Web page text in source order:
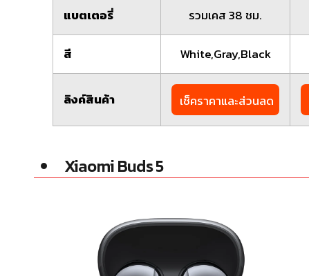
แบตเตอรี่ รวมเคส 38 ชม.
สี White,Gray,Black
ลิงค์สินค้า เช็คราคาและส่วนลด
Xiaomi Buds 5